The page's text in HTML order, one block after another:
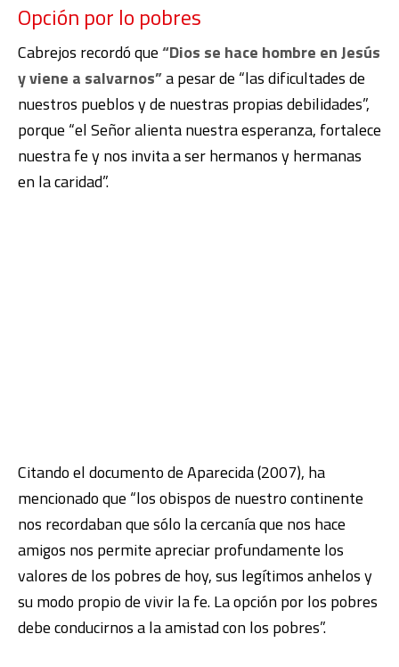
Opción por lo pobres
Cabrejos recordó que“Dios se hace hombre en Jesús
y viene a salvarnos”a pesar de “las dificultades de
nuestros pueblos y de nuestras propias debilidades”,
porque “el Señor alienta nuestra esperanza, fortalece
nuestra fe y nos invita a ser hermanos y hermanas
en la caridad”.
Citando el documento de Aparecida (2007), ha
mencionado que “los obispos de nuestro continente
nos recordaban que sólo la cercanía que nos hace
amigos nos permite apreciar profundamente los
valores de los pobres de hoy, sus legítimos anhelos y
su modo propio de vivir la fe. La opción por los pobres
debe conducirnos a la amistad con los pobres”.